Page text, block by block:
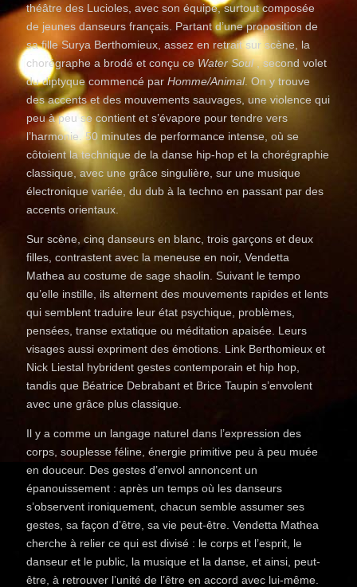
théâtre des Lucioles, avec son équipe, surtout composée
de jeunes danseurs français. Partant d’une proposition de
sa fille Surya Berthomieux, assez en retrait sur scène, la
chorégraphe a brodé et conçu ce Water Soul, second volet
du diptyque commencé parHomme/Animal. On y trouve
des accents et des mouvements sauvages, une violence qui
peu à peu se contient et s’évapore pour tendre vers
l’harmonie. 50 minutes de performance intense, où se
côtoient la technique de la danse hip-hop et la chorégraphie
classique, avec une grâce singulière, sur une musique
électronique variée, du dub à la techno en passant par des
accents orientaux.
Sur scène, cinq danseurs en blanc, trois garçons et deux
filles, contrastent avec la meneuse en noir, Vendetta
Mathea au costume de sage shaolin. Suivant le tempo
qu’elle instille, ils alternent des mouvements rapides et lents
qui semblent traduire leur état psychique, problèmes,
pensées, transe extatique ou méditation apaisée. Leurs
visages aussi expriment des émotions. Link Berthomieux et
Nick Liestal hybrident gestes contemporain et hip hop,
tandis que Béatrice Debrabant et Brice Taupin s’envolent
avec une grâce plus classique.
Il y a comme un langage naturel dans l’expression des
corps, souplesse féline, énergie primitive peu à peu muée
en douceur. Des gestes d’envol annoncent un
épanouissement : après un temps où les danseurs
s’observent ironiquement, chacun semble assumer ses
gestes, sa façon d’être, sa vie peut-être. Vendetta Mathea
cherche à relier ce qui est divisé : le corps et l’esprit, le
danseur et le public, la musique et la danse, et ainsi, peut-
être, à retrouver l’unité de l’être en accord avec lui-même.